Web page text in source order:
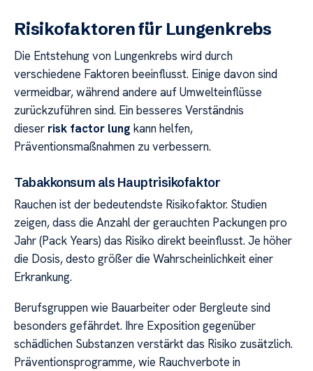
Risikofaktoren für Lungenkrebs
Die Entstehung von Lungenkrebs wird durch
verschiedene Faktoren beeinflusst. Einige davon sind
vermeidbar, während andere auf Umwelteinflüsse
zurückzuführen sind. Ein besseres Verständnis
dieser risk factor lung kann helfen,
Präventionsmaßnahmen zu verbessern.
Tabakkonsum als Hauptrisikofaktor
Rauchen ist der bedeutendste Risikofaktor. Studien
zeigen, dass die Anzahl der gerauchten Packungen pro
Jahr (Pack Years) das Risiko direkt beeinflusst. Je höher
die Dosis, desto größer die Wahrscheinlichkeit einer
Erkrankung.
Berufsgruppen wie Bauarbeiter oder Bergleute sind
besonders gefährdet. Ihre Exposition gegenüber
schädlichen Substanzen verstärkt das Risiko zusätzlich.
Präventionsprogramme, wie Rauchverbote in